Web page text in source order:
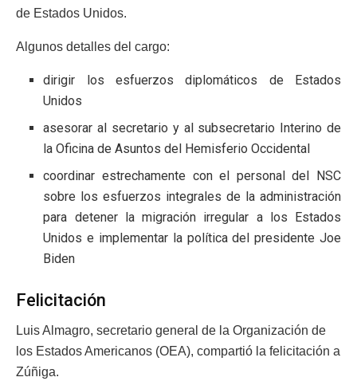
de Estados Unidos.
Algunos detalles del cargo:
dirigir los esfuerzos diplomáticos de Estados
Unidos
asesorar al secretario y al subsecretario Interino de
la Oficina de Asuntos del Hemisferio Occidental
coordinar estrechamente con el personal del NSC
sobre los esfuerzos integrales de la administración
para detener la migración irregular a los Estados
Unidos e implementar la política del presidente Joe
Biden
Felicitación
Luis Almagro, secretario general de la Organización de
los Estados Americanos (OEA), compartió la felicitación a
Zúñiga.